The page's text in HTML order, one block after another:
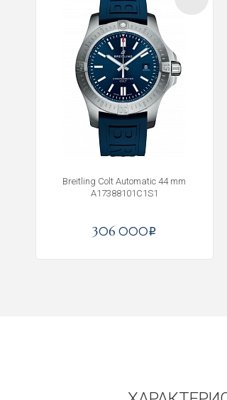
Breitling Colt Automatic 44 mm
A17388101C1S1
306 000i